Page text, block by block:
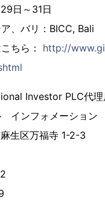
日～31日
、バリ：BICC, Bali
ちら： http://
Investor PLC代理
インフォメーション
生区万福寺 1-2-3